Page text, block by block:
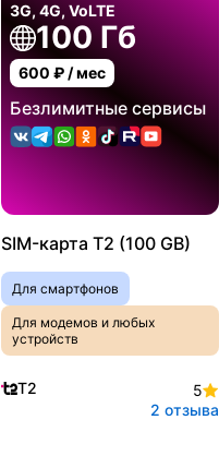
3G, 4G, VoLTE
100 Гб
600 ₽ / мес
Безлимитные сервисы
SIM-карта T2 (100 GB)
Для смартфонов
Для модемов и любых
устройств
T2
5
2 отзыва